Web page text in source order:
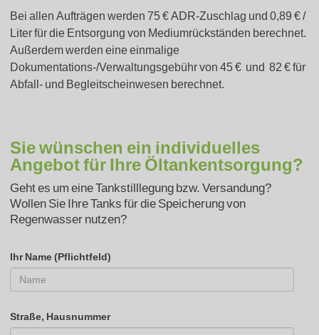
Bei allen Aufträgen werden 75 € ADR-Zuschlag und 0,89 € /
Liter für die Entsorgung von Mediumrückständen berechnet.
Außerdem werden eine einmalige
Dokumentations-/Verwaltungsgebühr von 45 € und 82 € für
Abfall- und Begleitscheinwesen berechnet.
Sie wünschen ein individuelles
Angebot für Ihre Öltankentsorgung?
Geht es um eine Tankstilllegung bzw. Versandung?
Wollen Sie Ihre Tanks für die Speicherung von
Regenwasser nutzen?
Ihr Name (Pflichtfeld)
Straße, Hausnummer